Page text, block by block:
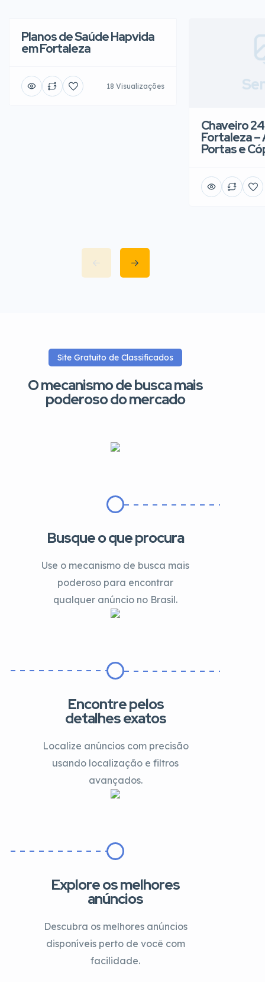
Planos de Saúde Hapvida
em Fortaleza
18 Visualizações
Chaveiro
Fortaleza
Portas e
Site Gratuito de Classificados
O mecanismo de busca mais
poderoso do mercado
Busque o que procura
Use o mecanismo de busca mais
poderoso para encontrar
qualquer anúncio no Brasil.
Encontre pelos
detalhes exatos
Localize anúncios com precisão
usando localização e filtros
avançados.
Explore os melhores
anúncios
Descubra os melhores anúncios
disponíveis perto de você com
facilidade.